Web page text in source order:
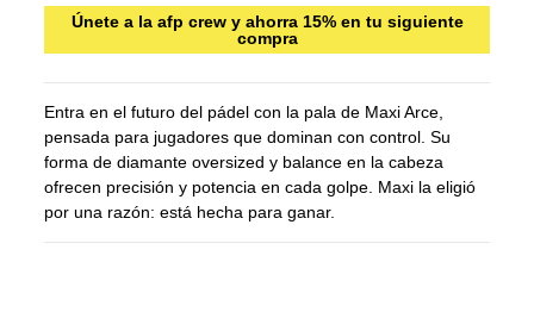
Únete a la afp crew y ahorra 15% en tu siguiente
compra
Entra en el futuro del pádel con la pala de Maxi Arce,
pensada para jugadores que dominan con control. Su
forma de diamante oversized y balance en la cabeza
ofrecen precisión y potencia en cada golpe. Maxi la eligió
por una razón: está hecha para ganar.